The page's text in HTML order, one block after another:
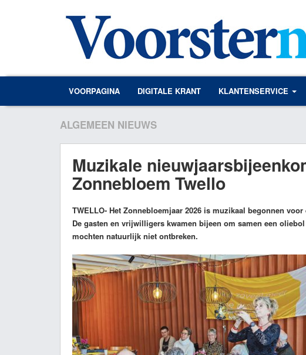
VOORPAGINA DIGITALE KRANT KLANTENSERVICE
ALGEMEEN NIEUWS
Muzikale
Zonnebloem Twello
TWELLO- Het Zonnebloemjaar 2026 is muzikaal begonnen
De gasten en vrijwilligers kwamen bijeen om samen een
mochten natuurlijk niet ontbreken.